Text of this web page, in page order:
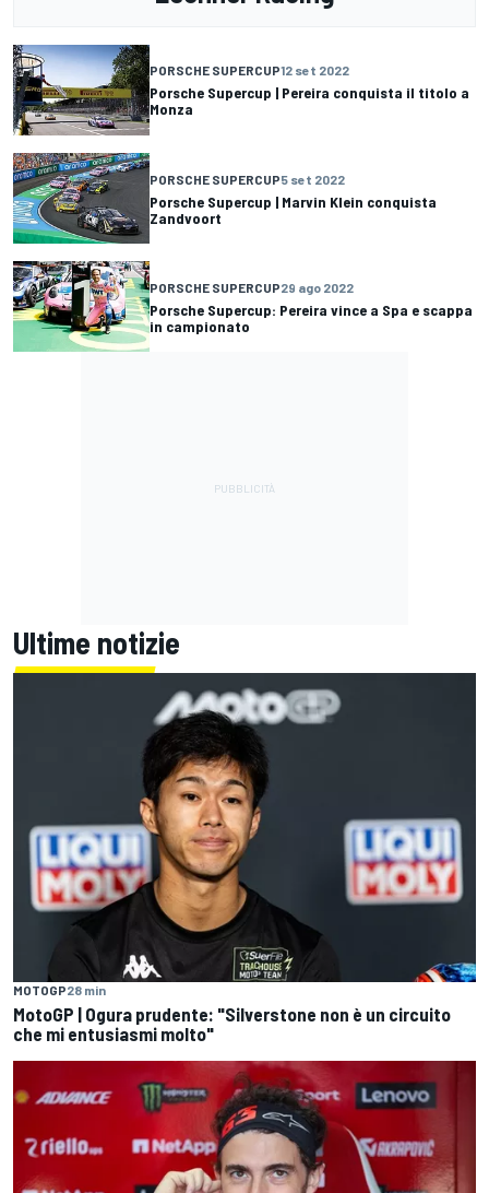
PORSCHE SUPERCUP12 set 2022
Porsche Supercup | Pereira conquista il titolo a
Monza
PORSCHE SUPERCUP5 set 2022
Porsche Supercup | Marvin Klein conquista
Zandvoort
PORSCHE SUPERCUP29 ago 2022
Porsche Supercup: Pereira vince a Spa e scappa
in campionato
Ultime notizie
MOTOGP28 min
MotoGP | Ogura prudente: "Silverstone non è un circuito
che mi entusiasmi molto"